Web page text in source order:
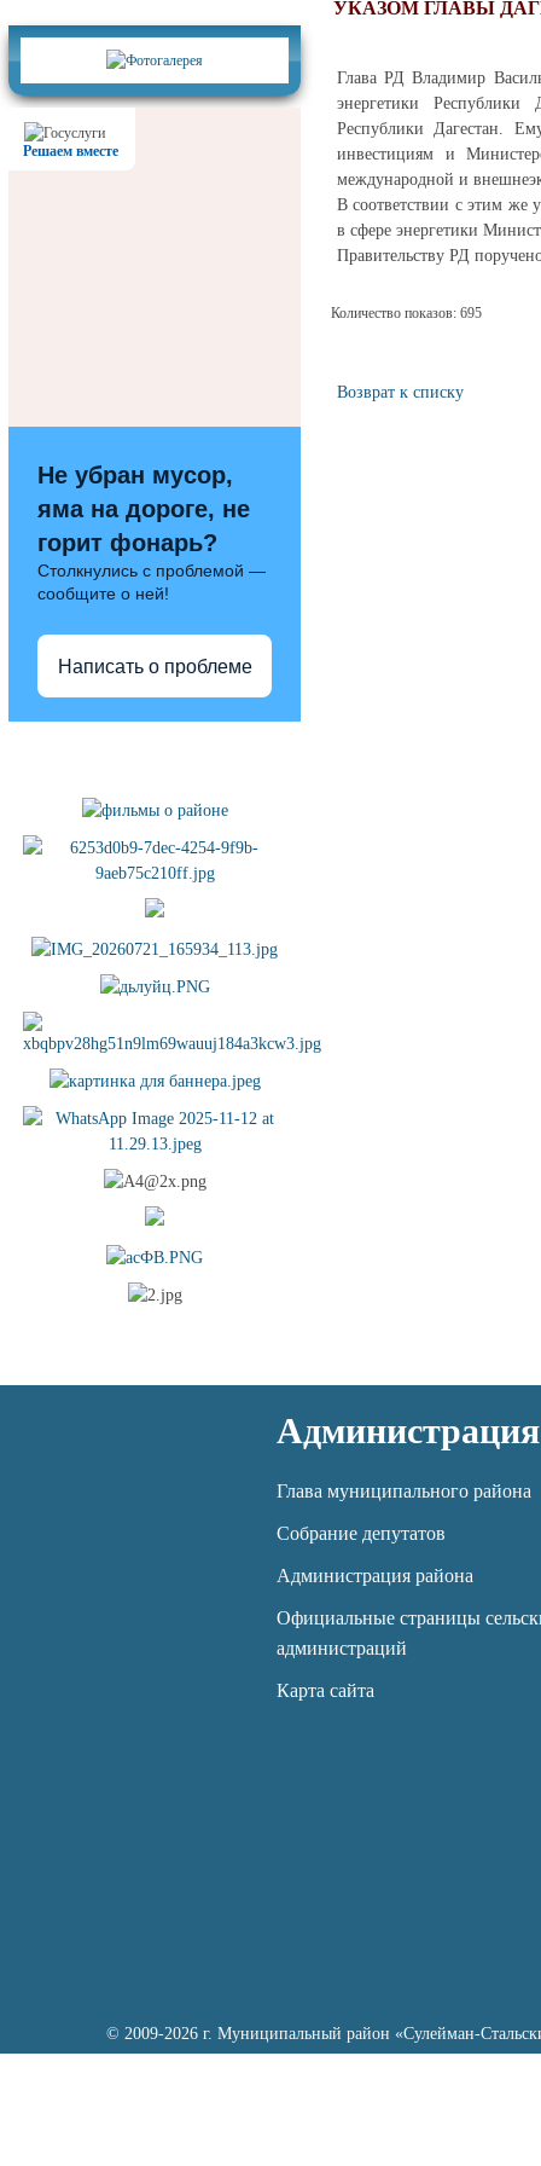
Решаем вместе
Не убран мусор,
яма на дороге, не
горит фонарь?
Столкнулись с проблемой —
сообщите о ней!
Написать о проблеме
УКАЗОМ ГЛАВЫ
Глава РД Владимир
энергетики Республики
Республики Дагестан.
инвестициям и
международной и
В соответствии с этим же
в сфере энергетики
Правительству РД
Количество показов: 695
Возврат к списку
Администрация
Глава муниципального района
Собрание депутатов
Администрация района
Официальные страницы
администраций
Карта сайта
© 2009-2026 г. Муниципальный район «Сулейман-